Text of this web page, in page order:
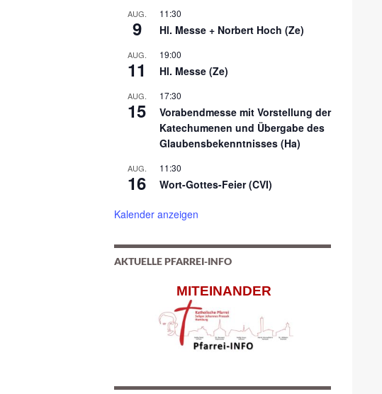
AUG.
9
11:30
Hl. Messe + Norbert Hoch (Ze)
AUG.
11
19:00
Hl. Messe (Ze)
AUG.
15
17:30
Vorabendmesse mit Vorstellung der
Katechumenen und Übergabe des
Glaubensbekenntnisses (Ha)
AUG.
16
11:30
Wort-Gottes-Feier (CVI)
Kalender anzeigen
AKTUELLE PFARREI-INFO
MITEINANDER